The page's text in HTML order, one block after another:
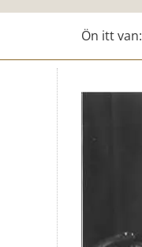
Ön itt van: